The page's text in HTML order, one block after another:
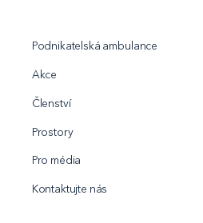
Podnikatelská ambulance
Akce
Členství
Prostory
Pro média
Kontaktujte nás